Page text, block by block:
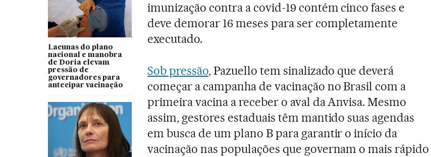
Lacunas do plano
nacional e manobra
de Doria elevam
pressão de
governadores para
antecipar vacinação
imunização contra a covid-19 contém cinco fases e
deve demorar 16 meses para ser completamente
executado.
Sob pressão, Pazuello tem sinalizado que deverá
começar a campanha de vacinação no Brasil com a
primeira vacina a receber o aval da Anvisa. Mesmo
assim, gestores estaduais têm mantido suas agendas
em busca de um plano B para garantir o início da
vacinação nas populações que governam o mais rápido